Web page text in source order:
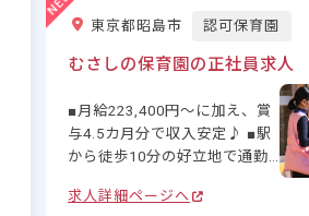
さらに詳しい
求人情報 へ
登録・相談無料
希望に合う求人の
紹介を受ける
間休日140日または120日以上
となります♪ 有給休暇は初年
度から20日間付与、取得率
育業務のシステム化や事務職
員のサポート、複数担任制で
業務効率化にも力を入れてい
90％と、長く働き続けられる
住所
東京都八王子市東浅川町515-5
JR中央線・京王電鉄高尾線
たは、JR中央線「西八王子
乗車。京王バス「陵南中学校
2分
東京都昭島市 認可保育園
むさしの保育園の正社員求人
■月給223,400円～に加え、賞
与4.5カ月分で収入安定♪ ■駅
から徒歩10分の好立地で通勤
スタッフが活躍中、ブラン
求人詳細ページへ